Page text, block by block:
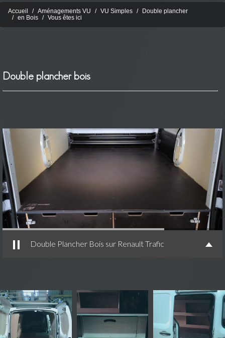
Accueil Aménagements VU VU Simples
Double plancher
en Bois
Vous êtes ici
Double plancher bois
Double Plancher Bois sur Renault Trafic